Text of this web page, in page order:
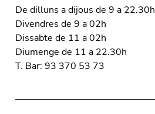
De dilluns a dijous de 9 a 22.30h
Divendres de 9 a 02h
Dissabte de 11 a 02h
Diumenge de 11 a 22.30h
T. Bar: 93 370 53 73